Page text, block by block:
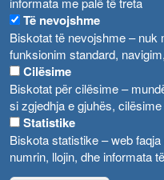
Të nevojshme
Biskotat të nevojshme – nuk
funksionim standard,
Cilësime
Biskotat për cilësime –
si zgjedhja e gjuhës,
Statistike
Biskota statistike – web
numrin, llojin, dhe informata
Во Гостивар спроведени 70 вонредни контроли
Забраната за водата во Гостивар останува на сила, операторите да користат само технички безбедна вода
Ndalesa
Shpalljet